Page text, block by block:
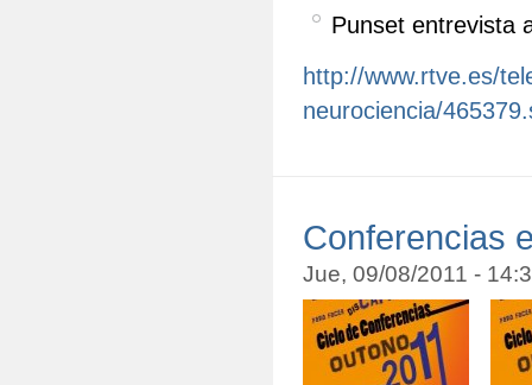
Punset entrevista
http://www.rtve.es/
neurociencia/
Conferencias
Jue, 09/08/2011 -